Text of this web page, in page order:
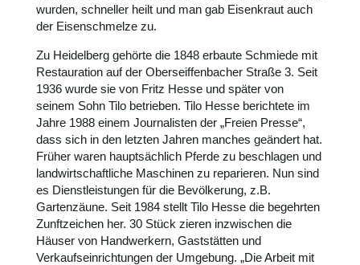
wurden, schneller heilt und man gab Eisenkraut auch
der Eisenschmelze zu.
Zu Heidelberg gehörte die 1848 erbaute Schmiede mit
Restauration auf der Oberseiffenbacher Straße 3. Seit
1936 wurde sie von Fritz Hesse und später von
seinem Sohn Tilo betrieben. Tilo Hesse berichtete im
Jahre 1988 einem Journalisten der „Freien Presse“,
dass sich in den letzten Jahren manches geändert hat.
Früher waren hauptsächlich Pferde zu beschlagen und
landwirtschaftliche Maschinen zu reparieren. Nun sind
es Dienstleistungen für die Bevölkerung, z.B.
Gartenzäune. Seit 1984 stellt Tilo Hesse die begehrten
Zunftzeichen her. 30 Stück zieren inzwischen die
Häuser von Handwerkern, Gaststätten und
Verkaufseinrichtungen der Umgebung. „Die Arbeit mit